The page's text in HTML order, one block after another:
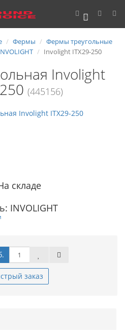
0
Фермы
Фермы треугольные
Involight ITX29-250
Involight
(445156)
складе
INVOLIGHT
заказ